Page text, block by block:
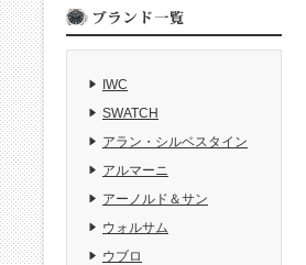
IWC
SWATCH
アラン・シルベスタイン
アルマーニ
アーノルド＆サン
ウォルサム
ウブロ